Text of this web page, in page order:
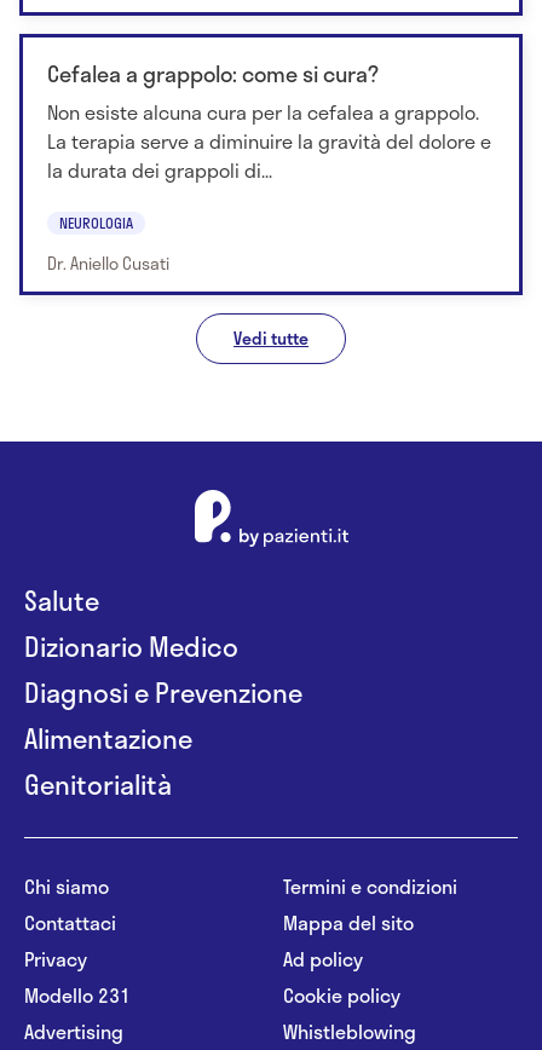
Cefalea a grappolo: come si cura?
Non esiste alcuna cura per la cefalea a grappolo.
La terapia serve a diminuire la gravità del dolore e
la durata dei grappoli di...
NEUROLOGIA
Dr. Aniello Cusati
Vedi tutte
Salute
Dizionario Medico
Diagnosi e Prevenzione
Alimentazione
Genitorialità
Chi siamo
Contattaci
Privacy
Modello 231
Advertising
Termini e condizioni
Mappa del sito
Ad policy
Cookie policy
Whistleblowing